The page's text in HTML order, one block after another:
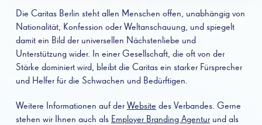
Die Caritas Berlin steht allen Menschen offen, unabhängig von
Nationalität, Konfession oder Weltanschauung, und spiegelt
damit ein Bild der universellen Nächstenliebe und
Unterstützung wider. In einer Gesellschaft, die oft von der
Stärke dominiert wird, bleibt die Caritas ein starker Fürsprecher
und Helfer für die Schwachen und Bedürftigen.
Weitere Informationen auf der Website des Verbandes. Gerne
stehen wir Ihnen auch als Employer Branding Agentur und als